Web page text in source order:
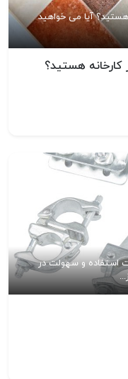
هستید؟ آیا می خواهید
کارخانه هستید؟
استفاده و سهولت در